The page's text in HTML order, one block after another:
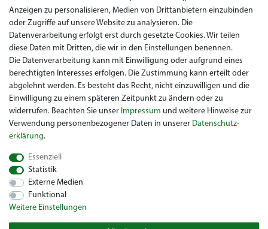
Impressum
Widerrufsrecht
Garantie / Gewährleistung
Sie suchen ein gebrauchtes Golf Car? Maiers Golfcarts ist Ihr
österreichischer Golfcar Händler für Clubcar, Ezgo, Garia, Melex
und Yamaha! Maiers Golfcarts ist zudem Ihre Nummer 1
Golfcart-Werkstatt für Hartle Car, Tomberlin, Hyundai, HDK,
Lamborghini und Graf Carello Fahrzeuge. Wir freuen uns über
Anzeigen zu personalisieren, Medien von Drittanbietern einzubinden
oder Zugriffe auf unsere Website zu analysieren. Die
Datenverarbeitung erfolgt erst durch gesetzte Cookies. Wir teilen
diese Daten mit Dritten, die wir in den Einstellungen benennen.
Die Datenverarbeitung kann mit Einwilligung oder aufgrund eines
berechtigten Interesses erfolgen. Die Zustimmung kann erteilt oder
abgelehnt werden. Es besteht das Recht, nicht einzuwilligen und die
Einwilligung zu einem späteren Zeitpunkt zu ändern oder zu
widerrufen. Beachten Sie unser Impressum und weitere Hinweise zur
Verwendung personenbezogener Daten in unserer Daten­schutz­
erklärung.
Essenziell
Statistik
Externe Medien
Funktional
Weitere Einstellungen